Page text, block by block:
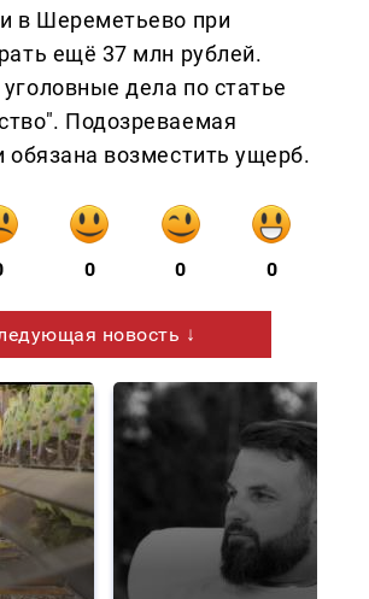
в Шереметьево при
ещё 37 млн рублей.
дела по статье
Подозреваемая
обязана возместить ущерб.
0 0 0
новость ↓